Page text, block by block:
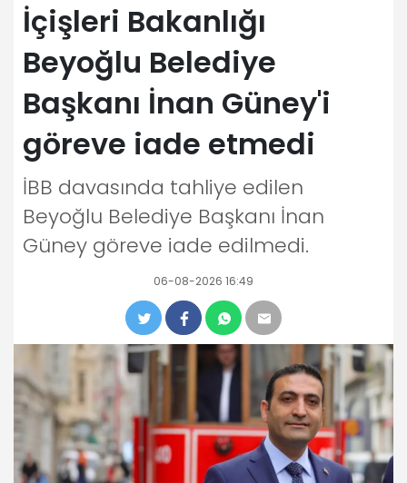
İçişleri Bakanlığı
Beyoğlu Belediye
Başkanı İnan Güney'i
göreve iade etmedi
İBB davasında tahliye edilen
Beyoğlu Belediye Başkanı İnan
Güney göreve iade edilmedi.
06-08-2026 16:49